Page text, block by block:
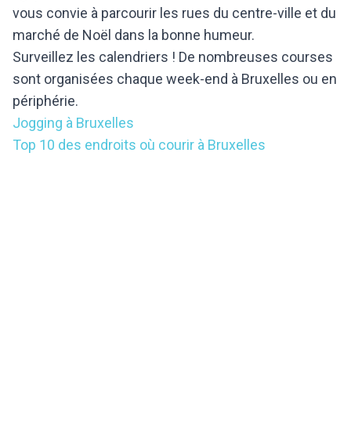
vous convie à parcourir les rues du centre-ville et du
marché de Noël dans la bonne humeur.
Surveillez les calendriers ! De nombreuses courses
sont organisées chaque week-end à Bruxelles ou en
périphérie.
Jogging à Bruxelles
Top 10 des endroits où courir à Bruxelles